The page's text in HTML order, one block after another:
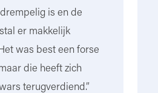
is en de
er makkelijk
was best een forse
die heeft zich
terugverdiend.”